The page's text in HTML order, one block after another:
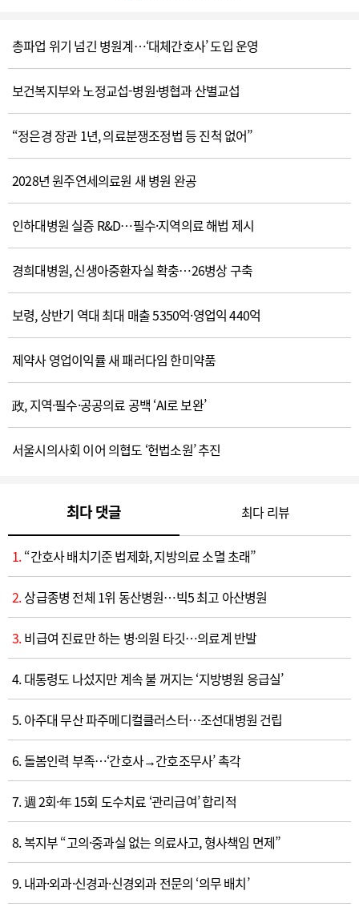
총파업 위기 넘긴 병원계…‘대체간호사’ 도입 운영
보건복지부와 노정교섭-병원·병협과 산별교섭
“정은경 장관 1년, 의료분쟁조정법 등 진척 없어”
2028년 원주연세의료원 새 병원 완공
인하대병원 실증 R&D…필수·지역의료 해법 제시
경희대병원, 신생아중환자실 확충…26병상 구축
보령, 상반기 역대 최대 매출 5350억·영업익 440억
제약사 영업이익률 새 패러다임 한미약품
政, 지역·필수·공공의료 공백 ‘AI로 보완’
서울시의사회 이어 의협도 ‘헌법소원’ 추진
1.“간호사 배치기준 법제화, 지방의료 소멸 초래”
2.상급종병 전체 1위 동산병원…빅5 최고 아산병원
3.비급여 진료만 하는 병·의원 타깃…의료계 반발
4. 대통령도 나섰지만 계속 불 꺼지는 ‘지방병원 응급실’
5. 아주대 무산 파주메디컬클러스터…조선대병원 건립
6. 돌봄인력 부족…‘간호사→간호조무사’ 촉각
7. 週 2회·年 15회 도수치료 ‘관리급여’ 합리적
8. 복지부 “고의·중과실 없는 의료사고, 형사책임 면제”
9. 내과·외과·신경과·신경외과 전문의 ‘의무 배치’
최다 댓글 최다 리뷰